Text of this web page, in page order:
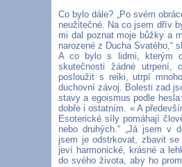
Co bylo dále? „Po svém
neužitečné. Na co jsem dřív
mi dal poznat moje bůžky a
narozené z Ducha Svatého,“
A co bylo s lidmi, kterým
skutečnosti žádné
posloužit s reiki, utrpí
duchovní závoj. Bolesti zad
stavy a egoismus podle
dobře i ostatním. « A
Esoterické síly pomáhají
nebo druhých.“ „Já jsem v
jsem je odstrkovat, zbavit
jeví harmonické, krásné a
do svého života, aby ho